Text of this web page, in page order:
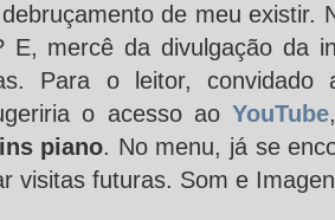
de meu existir.
E, mercê da divulgação da
Para o leitor, convidado
o acesso aoYouTube
piano. No menu, já se
visitas futuras. Som e